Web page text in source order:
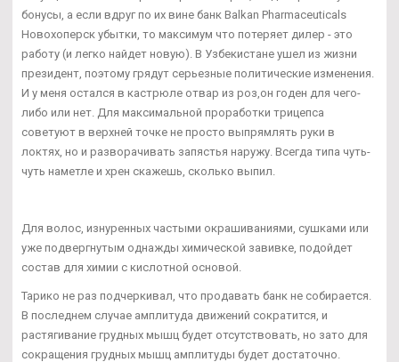
бонусы, а если вдруг по их вине банк Balkan Pharmaceuticals
Новохоперск убытки, то максимум что потеряет дилер - это
работу (и легко найдет новую). В Узбекистане ушел из жизни
президент, поэтому грядут серьезные политические изменения.
И у меня остался в кастрюле отвар из роз,он годен для чего-
либо или нет. Для максимальной проработки трицепса
советуют в верхней точке не просто выпрямлять руки в
локтях, но и разворачивать запястья наружу. Всегда типа чуть-
чуть наметле и хрен скажешь, сколько выпил.
Для волос, изнуренных частыми окрашиваниями, сушками или
уже подвергнутым однажды химической завивке, подойдет
состав для химии с кислотной основой.
Тарико не раз подчеркивал, что продавать банк не собирается.
В последнем случае амплитуда движений сократится, и
растягивание грудных мышц будет отсутствовать, но зато для
сокращения грудных мышц амплитуды будет достаточно.